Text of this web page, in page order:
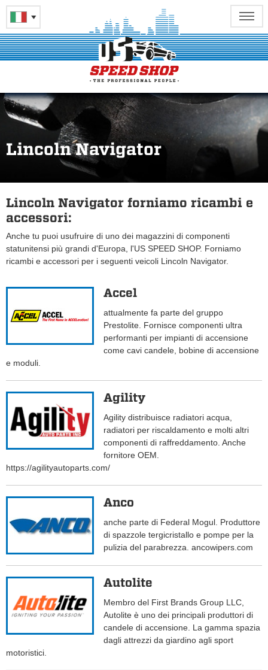
Lincoln Navigator
Lincoln Navigator forniamo ricambi e
accessori:
Anche tu puoi usufruire di uno dei magazzini di componenti
statunitensi più grandi d'Europa, l'US SPEED SHOP. Forniamo
ricambi e accessori per i seguenti veicoli Lincoln Navigator.
Accel
attualmente fa parte del gruppo
Prestolite. Fornisce componenti ultra
performanti per impianti di accensione
come cavi candele, bobine di accensione
e moduli.
Agility
Agility distribuisce radiatori acqua,
radiatori per riscaldamento e molti altri
componenti di raffreddamento. Anche
fornitore OEM.
https://agilityautoparts.com/
Anco
anche parte di Federal Mogul. Produttore
di spazzole tergicristallo e pompe per la
pulizia del parabrezza. ancowipers.com
Autolite
Membro del First Brands Group LLC,
Autolite è uno dei principali produttori di
candele di accensione. La gamma spazia
dagli attrezzi da giardino agli sport
motoristici.